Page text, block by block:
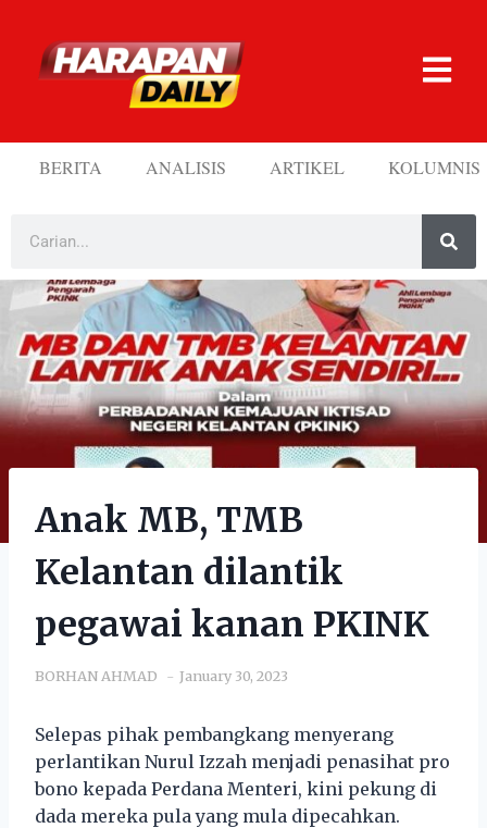
BERITA ANALISIS ARTIKEL KOLUMNIS
Anak MB, TMB
Kelantan dilantik
pegawai kanan PKINK
BORHAN AHMAD January 30, 2023
Selepas pihak pembangkang menyerang
perlantikan Nurul Izzah menjadi penasihat pro
bono kepada Perdana Menteri, kini pekung di
dada mereka pula yang mula dipecahkan.